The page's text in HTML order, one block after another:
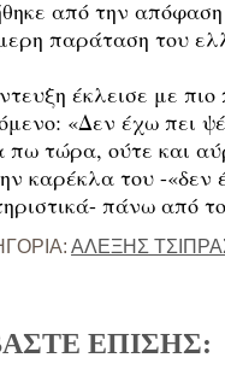
από την
παράταση του
έκλεισε με
«Δεν έχω πει
πω τώρα, ούτε και
καρέκλα του -
πάνω από
ΑΛΕΞΗΣ
ΕΠΙΣΗΣ: